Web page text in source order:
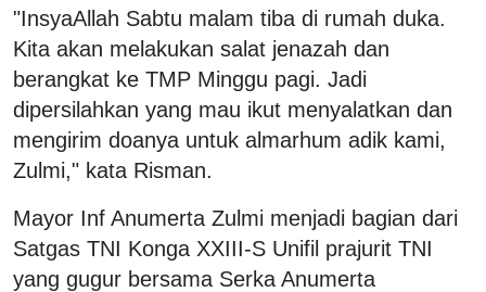
"InsyaAllah Sabtu malam tiba di rumah duka.
Kita akan melakukan salat jenazah dan
berangkat ke TMP Minggu pagi. Jadi
dipersilahkan yang mau ikut menyalatkan dan
mengirim doanya untuk almarhum adik kami,
Zulmi," kata Risman.
Mayor Inf Anumerta Zulmi menjadi bagian dari
Satgas TNI Konga XXIII-S Unifil prajurit TNI
yang gugur bersama Serka Anumerta